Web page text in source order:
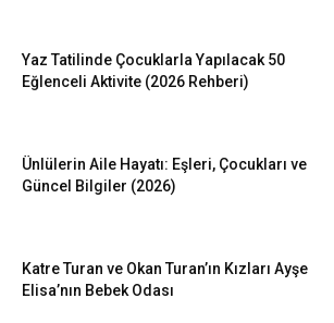
Yaz Tatilinde Çocuklarla Yapılacak 50
Eğlenceli Aktivite (2026 Rehberi)
Ünlülerin Aile Hayatı: Eşleri, Çocukları ve
Güncel Bilgiler (2026)
Katre Turan ve Okan Turan’ın Kızları Ayşe
Elisa’nın Bebek Odası